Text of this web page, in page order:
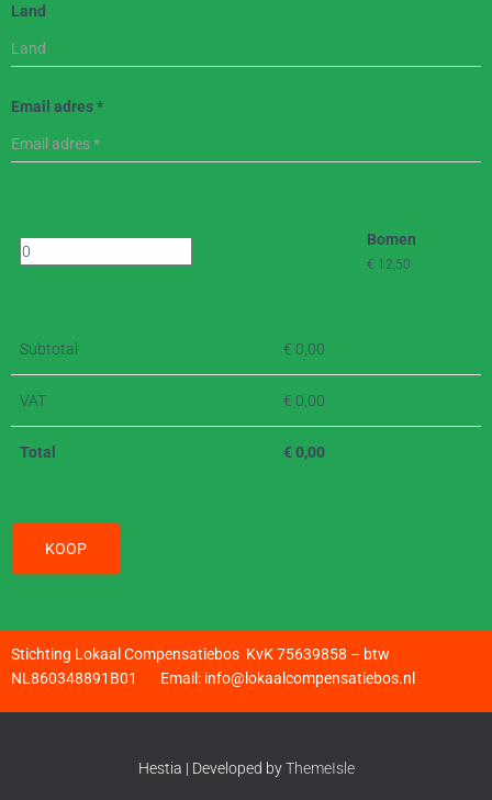
Land
Email adres*
Bomen
€ 12,50
Subtotal € 0,00
VAT € 0,00
Total €0,00
KOOP
Stichting Lokaal Compensatiebos KvK 75639858 – btw
NL860348891B01 Email: info@lokaalcompensatiebos.nl
Hestia | Developed byThemeIsle